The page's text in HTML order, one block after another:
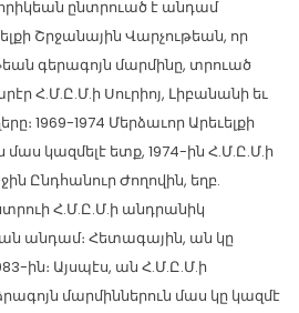
ընտրուած է անդամ
Շրջանային Վարչութեան, որ
գերագոյն մարմինը, տրուած
Հ.Մ.Ը.Մ.ի Սուրիոյ, Լիբանանի եւ
1969-1974 Մերձաւոր Արեւելքի
կազմելէ ետք, 1974-ին Հ.Մ.Ը.Մ.ի
Ընդհանուր Ժողովին, եղբ.
Հ.Մ.Ը.Մ.ի անդրանիկ
անդամ։ Հետագային, ան կը
ին։ Այսպէս, ան Հ.Մ.Ը.Մ.ի
մարմիններուն մաս կը կազմէ